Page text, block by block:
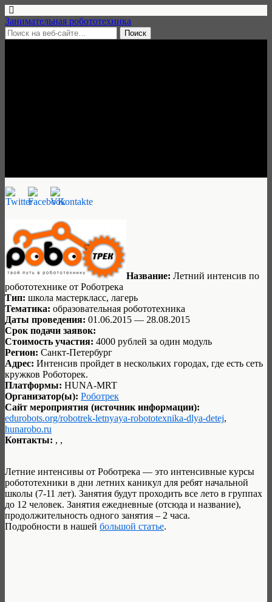
Занимательная робототехника
Название: Летний интенсив по
робототехнике от Роботрека
Тип: школа мастеркласс, лагерь
Тематика: образовательная робототехника
Даты проведения: 01.06.2015 — 28.08.2015
Срок подачи заявок:
Стоимость участия: 4000 рублей за один модуль
Регион: Санкт-Петербург
Адрес: Интенсив пройдет в нескольких городах, где есть сеть
кружков Роботорек.
Платформы: HUNA-MRT
Организатор(ы): Роботрек
Сайт мероприятия (источник информации):
edurobots.org/robotrek-letnyaya-robototexnika-dlya-detej,
hunarobo.ru
Контакты: , ,
Летние интенсивы от Роботрека — это интенсивные курсы
робототехники в дни летних каникул для ребят начальной
школы (7-11 лет). Занятия будут проходить все лето в группах
до 12 человек. Занятия ежедневные (отсюда и название),
продолжительность одного занятия – 2 часа.
Подробности в нашей большой статье.